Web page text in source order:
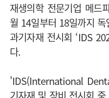
재생의학 전문기업 메드
월 14일부터 18일까지
과기자재 전시회 ‘IDS
다.
'IDS(International
기자재 및 장비 전시회